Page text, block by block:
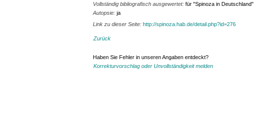
Vollständig bibliografisch ausgewertet:für "Spinoza in Deutschland"
Autopsie:ja
Link zu dieser Seite:http://spinoza.hab.de/detail.php?id=276
Zurück
Haben Sie Fehler in unseren Angaben entdeckt?
Korrekturvorschlag oder Unvollständigkeit melden